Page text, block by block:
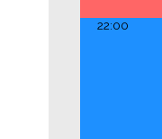
22:00